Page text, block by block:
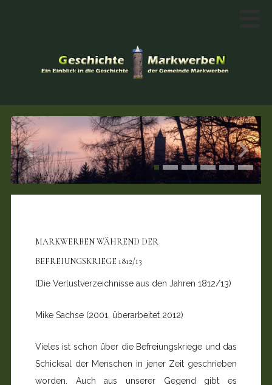
MARKWERBEN WÄHREND DER
BEFREIUNGSKRIEGE 1812/13
(Die Verlustverzeichnisse aus den Jahren 1812/13)
Mike Sachse (2001, überarbeitet 2012)
Vieles ist schon über die Befreiungskriege und das
Schick­sal der Menschen in jener Zeit geschrieben
worden. Auch aus unserer Gegend gibt es